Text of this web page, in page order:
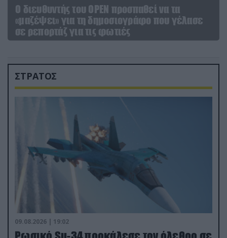
O διευθυντής του OPEN προσπαθεί να τα
«μαζέψει» για τη δημοσιογράφο που γέλασε
σε ρεπορτάζ για τις φωτιές
ΣΤΡΑΤΟΣ
09.08.2026 | 19:02